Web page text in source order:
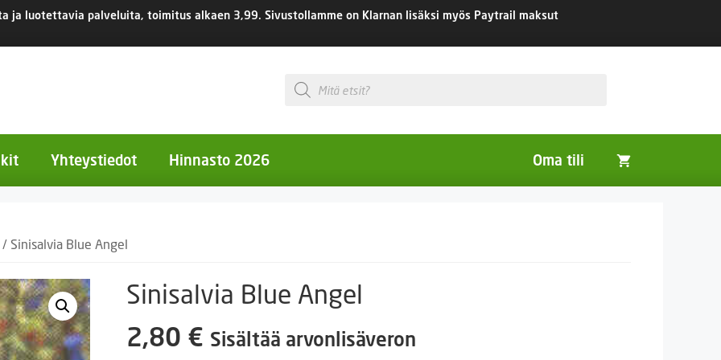
ja luotettavia palveluita, toimitus alkaen 3,99. Sivustollamme on Klarnan lisäksi myös Paytrail maksut
Products
search
kukat
Ruukut
Yhteystiedot Hinnasto 2026 Oma tili
/ Sinisalvia Blue Angel
Sinisalvia Blue Angel
2,80 € Sisältää arvonlisäveron